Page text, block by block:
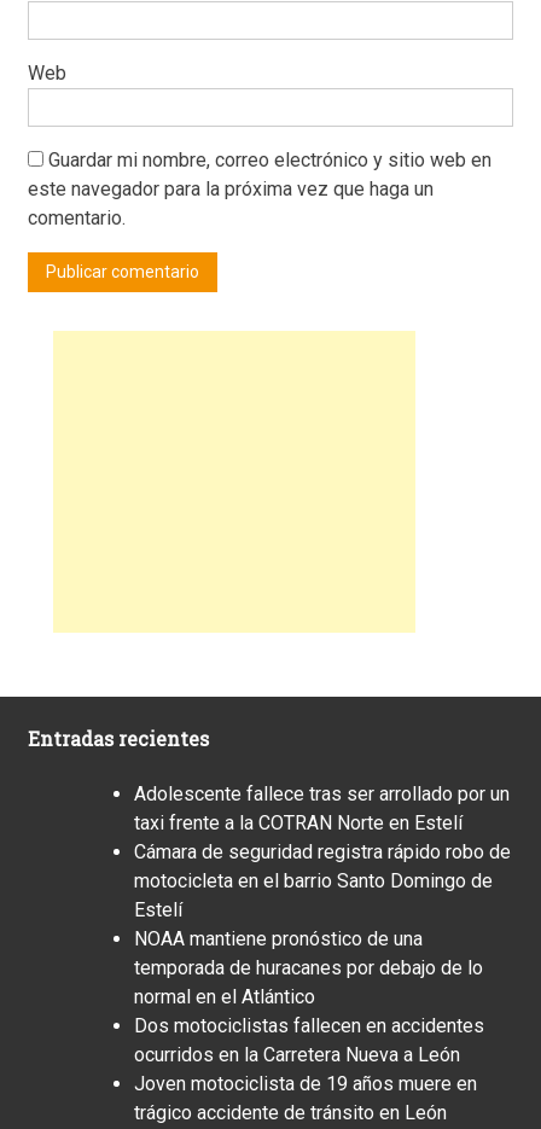
Web
Guardar mi nombre, correo electrónico y sitio web en
este navegador para la próxima vez que haga un
comentario.
Entradas recientes
Adolescente fallece tras ser arrollado por un
taxi frente a la COTRAN Norte en Estelí
Cámara de seguridad registra rápido robo de
motocicleta en el barrio Santo Domingo de
Estelí
NOAA mantiene pronóstico de una
temporada de huracanes por debajo de lo
normal en el Atlántico
Dos motociclistas fallecen en accidentes
ocurridos en la Carretera Nueva a León
Joven motociclista de 19 años muere en
trágico accidente de tránsito en León